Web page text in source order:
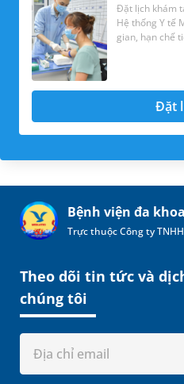
Đặt lịch khám
Hệ thống Y tế
Đặt
Bệnh viện đa khoa
Trực thuộc Công ty
Theo dõi tin tức và
chúng tôi